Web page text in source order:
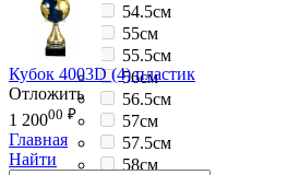
54.5см
55см
55.5см
56см
56.5см
57см
57.5см
58см
Кубок 4003D (4) пластик
Отложить
1 20000 ₽
Главная
Найти